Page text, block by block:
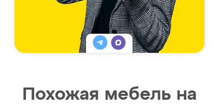
Похожая мебель на